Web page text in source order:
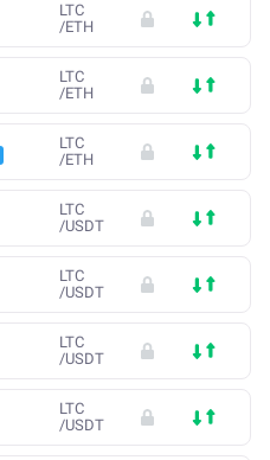
LTC
/ETH
LTC
/ETH
LTC
/ETH
LTC
/USDT
LTC
/USDT
LTC
/USDT
LTC
/USDT